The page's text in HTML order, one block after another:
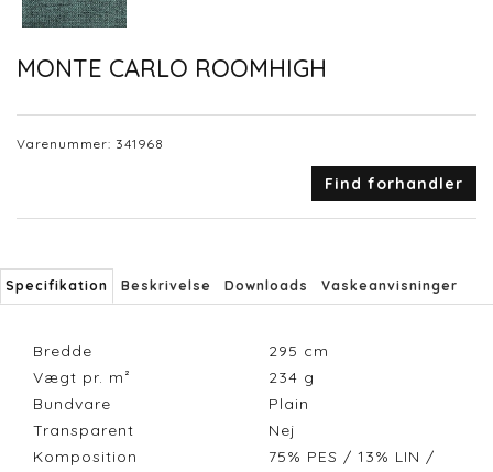
MONTE CARLO ROOMHIGH
Varenummer: 341968
Find forhandler
Specifikation Beskrivelse Downloads Vaskeanvisninger
Bredde 295 cm
Vægt pr. m²
234 g
Bundvare
Plain
Transparent
Nej
Komposition
75% PES / 13% LIN /